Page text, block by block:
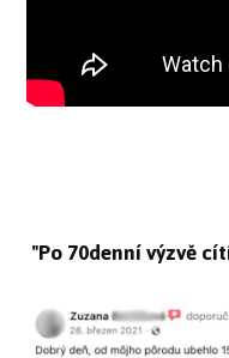
"Po 70denní výzvě